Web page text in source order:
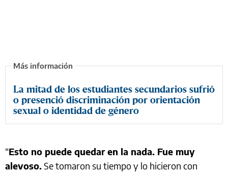
La mitad de los estudiantes secundarios sufrió
o presenció discriminación por orientación
sexual o identidad de género
“Esto no puede quedar en la nada. Fue muy
alevoso.Se tomaron su tiempo y lo hicieron con